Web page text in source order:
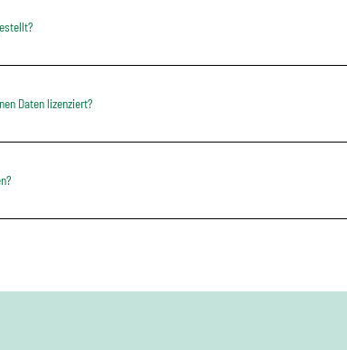
Daten lizenziert?